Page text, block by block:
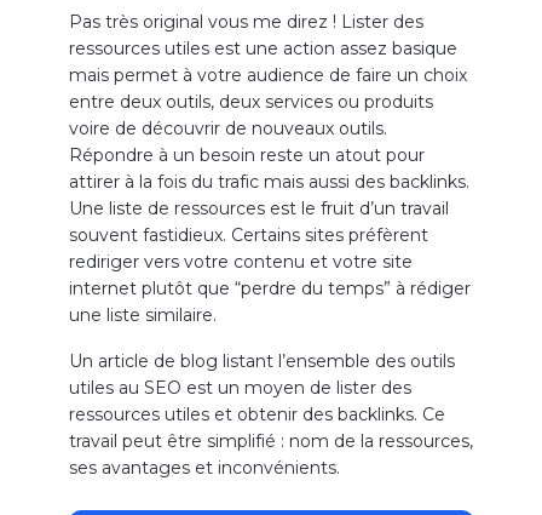
Pas très original vous me direz ! Lister des
ressources utiles est une action assez basique
mais permet à votre audience de faire un choix
entre deux outils, deux services ou produits
voire de découvrir de nouveaux outils.
Répondre à un besoin reste un atout pour
attirer à la fois du trafic mais aussi des backlinks.
Une liste de ressources est le fruit d’un travail
souvent fastidieux. Certains sites préfèrent
rediriger vers votre contenu et votre site
internet plutôt que “perdre du temps” à rédiger
une liste similaire.
Un article de blog listant l’ensemble des outils
utiles au SEO est un moyen de lister des
ressources utiles et obtenir des backlinks. Ce
travail peut être simplifié : nom de la ressources,
ses avantages et inconvénients.